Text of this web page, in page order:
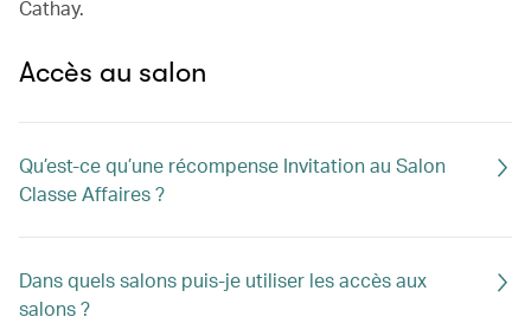
Cathay.
Accès au salon
Qu’est-ce qu’une récompense Invitation au Salon
Classe Affaires ?
Dans quels salons puis-je utiliser les accès aux
salons ?